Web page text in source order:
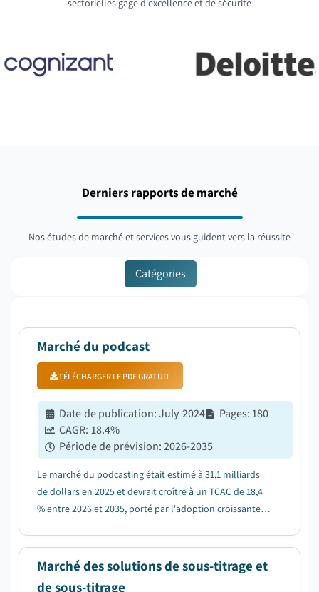
sectorielles gage d'excellence et de sécurité
Derniers rapports de marché
Nos études de marché et services vous guident vers la réussite
Catégories
Marché du podcast
TÉLÉCHARGER LE PDF GRATUIT
Date de publication:July 2024 Pages:180
CAGR: 18.4%
Période de prévision:2026-2035
Le marché du podcasting était estimé à 31,1 milliards
de dollars en 2025 et devrait croître à un TCAC de 18,4
% entre 2026 et 2035, porté par l'adoption croissante
Marché des solutions de sous-titrage et
de sous-titrage